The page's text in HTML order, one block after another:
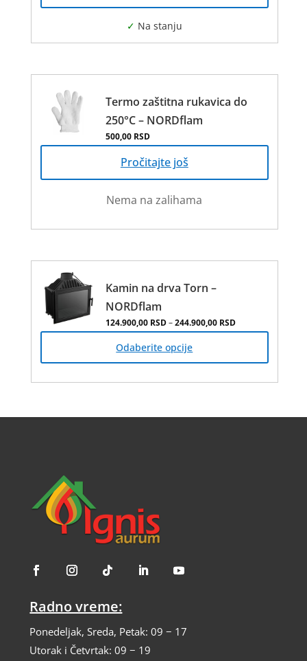
могу
изабране
Termo zaštitna rukavica do
250°C – NORDflam
500,00 RSD
Pročitajte još
Nema na zalihama
Kamin na drva Torn –
NORDflam
124.900,00 RSD–244.900,00 RSDРаспон цена: од
Odaberite opcije
варијанти.
могу
Radno vreme:
Ponedeljak, Sreda, Petak: 09 − 17
Utorak i Četvrtak: 09 − 19